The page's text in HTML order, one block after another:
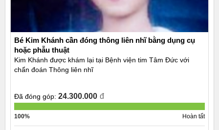
Bé Kim Khánh cần đóng thông liên nhĩ bằng dụng cụ
hoặc phẫu thuật
Kim Khánh được khám lại tại Bệnh viện tim Tâm Đức với
chẩn đoán Thông liên nhĩ
Đã đóng góp: 24.300.000 đ
100% Hoàn tất